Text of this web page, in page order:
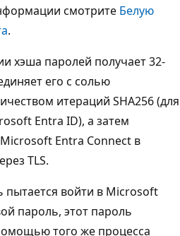
смотрите Белую
.
хэша паролей получает 32-
его с солью
итераций SHA256 (для
Entra ID), а затем
Entra Connect в
TLS.
пытается войти в Microsoft
пароль, этот пароль
того же процесса